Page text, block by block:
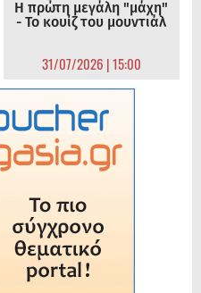
Η πρώτη μεγάλη "μάχη"
- Το κουίζ του μουντιάλ
31/07/2026 | 15:00